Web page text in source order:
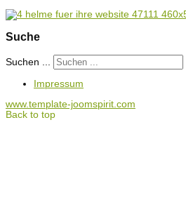
Suche
Suchen ...
Impressum
www.template-joomspirit.com
Back to top